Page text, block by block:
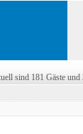
sind 181 Gäste